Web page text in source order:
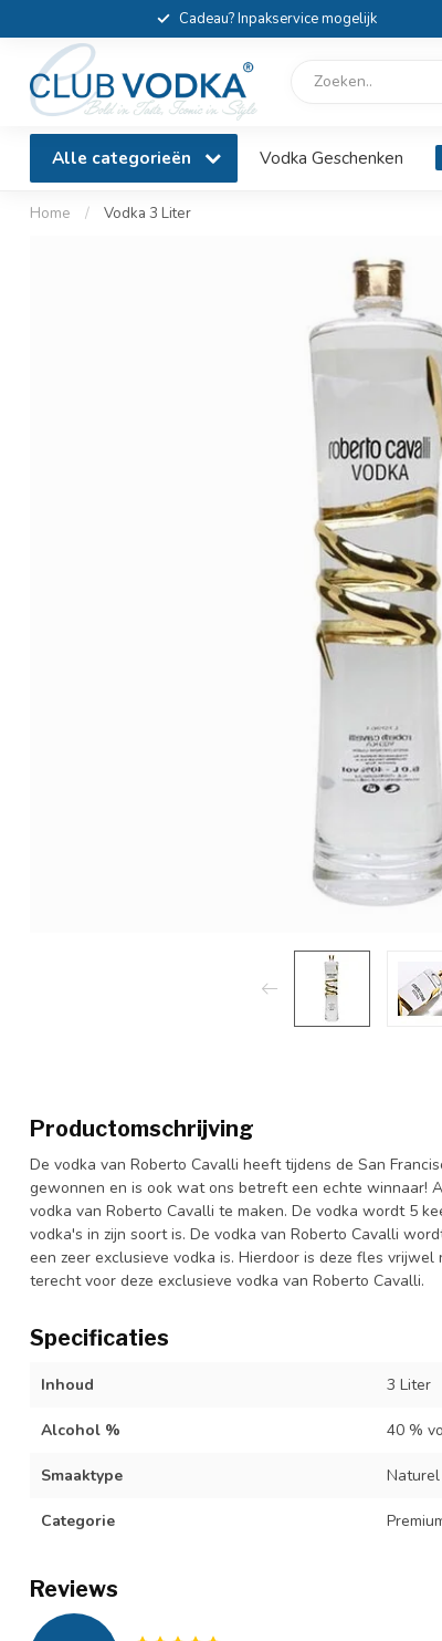
Cadeau? Inpakservice mogelijk
Alle categorieën Vodka Geschenken
Home / Vodka 3 Liter
Productomschrijving
De vodka van Roberto Cavalli heeft tijdens de San
gewonnen en is ook wat ons betreft een echte winnaar!
vodka van Roberto Cavalli te maken. De vodka wordt 5
vodka's in zijn soort is. De vodka van Roberto Cavalli
een zeer exclusieve vodka is. Hierdoor is deze fles
terecht voor deze exclusieve vodka van Roberto Cavalli.
Specificaties
Inhoud 3 Liter
Alcohol % 40 %
Smaaktype Naturel
Categorie
Reviews